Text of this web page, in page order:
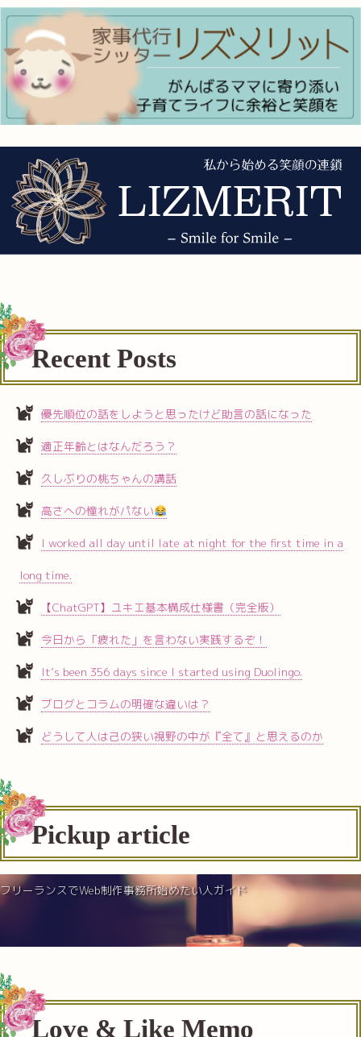
Recent Posts
優先順位の話をしようと思ったけど助言の話になった
適正年齢とはなんだろう？
久しぶりの桃ちゃんの講話
高さへの憧れがパない
I worked all day until late at night for the first time in a
long time.
【ChatGPT】ユキエ基本構成仕様書（完全版）
今日から「疲れた」を言わない実践するぞ！
It’s been 356 days since I started using Duolingo.
ブログとコラムの明確な違いは？
どうして人は己の狭い視野の中が『全て』と思えるのか
Pickup article
フリーランスでWeb制作事務所始めたい人ガイド
Love & Like Memo